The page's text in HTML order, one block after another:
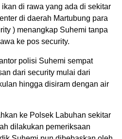
di rawa yang ada di sekitar
di daerah Martubung para
) menangkap Suhemi tanpa
ke pos security.
polisi Suhemi sempat
dari security mulai dari
hingga disiram dengan air
ke Polsek Labuhan sekitar
dilakukan pemeriksaan